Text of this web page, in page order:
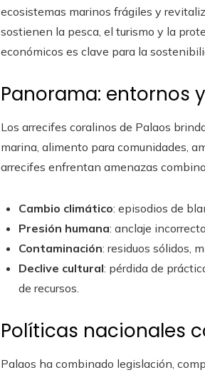
ecosistemas marinos frágiles y
sostienen la pesca, el turismo y la
económicos es clave para la
Panorama: entornos
Los arrecifes coralinos de Palaos
marina, alimento para comunidades,
arrecifes enfrentan amenazas
Cambio climático: episodios de
Presión humana: anclaje
Contaminación: residuos sólidos,
Declive cultural: pérdida de
de recursos.
Políticas nacionales
Palaos ha combinado legislación,